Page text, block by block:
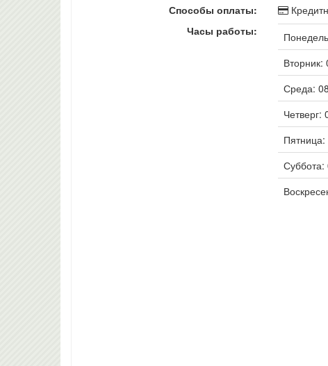
Способы оплаты:
Часы работы:
Вторник:
Среда:
Четверг:
Суббота: